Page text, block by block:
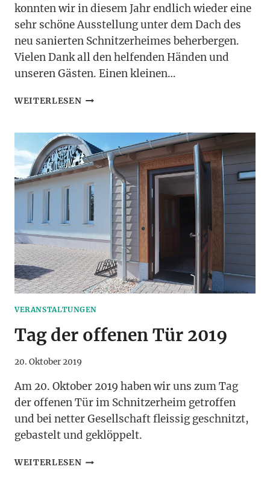
konnten wir in diesem Jahr endlich wieder eine
sehr schöne Ausstellung unter dem Dach des
neu sanierten Schnitzerheimes beherbergen.
Vielen Dank all den helfenden Händen und
unseren Gästen. Einen kleinen…
WEITERLESENRÜCKBLICK
KLÖPPELAUSSTELLUNG
2020
VERANSTALTUNGEN
Tag der offenen Tür 2019
20. Oktober 2019
Am 20. Oktober 2019 haben wir uns zum Tag
der offenen Tür im Schnitzerheim getroffen
und bei netter Gesellschaft fleissig geschnitzt,
gebastelt und geklöppelt.
WEITERLESENTAG